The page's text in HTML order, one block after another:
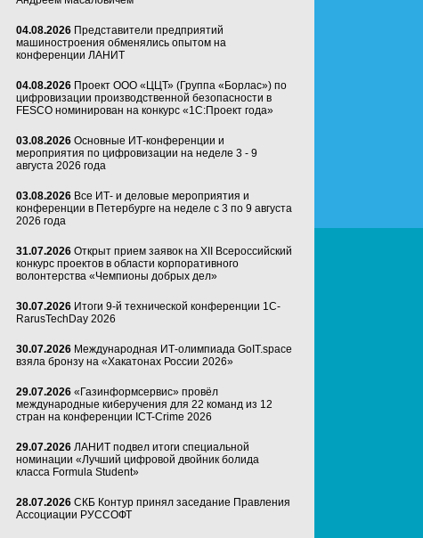
04.08.2026 Представители предприятий
машиностроения обменялись опытом на
конференции ЛАНИТ
04.08.2026 Проект ООО «ЦЦТ» (Группа «Борлас») по
цифровизации производственной безопасности в
FESCO номинирован на конкурс «1С:Проект года»
03.08.2026 Основные ИТ-конференции и
мероприятия по цифровизации на неделе 3 - 9
августа 2026 года
03.08.2026 Все ИТ- и деловые мероприятия и
конференции в Петербурге на неделе с 3 по 9 августа
2026 года
31.07.2026 Открыт прием заявок на XII Всероссийский
конкурс проектов в области корпоративного
волонтерства «Чемпионы добрых дел»
30.07.2026 Итоги 9-й технической конференции 1C-
RarusTechDay 2026
30.07.2026 Международная ИТ-олимпиада GoIT.space
взяла бронзу на «Хакатонах России 2026»
29.07.2026 «Газинформсервис» провёл
международные киберучения для 22 команд из 12
стран на конференции ICT-Crime 2026
29.07.2026 ЛАНИТ подвел итоги специальной
номинации «Лучший цифровой двойник болида
класса Formula Student»
28.07.2026 СКБ Контур принял заседание Правления
Ассоциации РУССОФТ